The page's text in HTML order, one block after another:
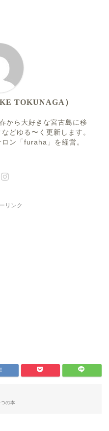
TOKUNAGA）
から大好きな宮古島に移
どゆる〜く更新します。
ン「furaha」を経営。
リンク
の本